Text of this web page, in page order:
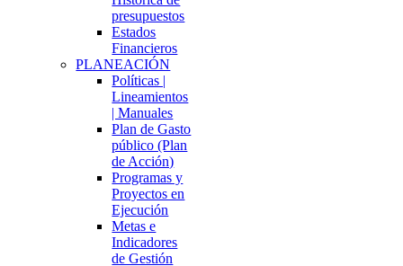
presupuestos
Estados
Financieros
PLANEACIÓN
Políticas |
Lineamientos
| Manuales
Plan de Gasto
público (Plan
de Acción)
Programas y
Proyectos en
Ejecución
Metas e
Indicadores
de Gestión